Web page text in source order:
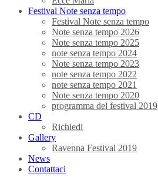
Festival Note senza tempo
Festival Note senza tempo
Note senza tempo 2026
Note senza tempo 2025
note senza tempo 2024
Note senza tempo 2023
note senza tempo 2022
note senza tempo 2021
Note senza tempo 2020
programma del festival 2019
CD
Richiedi
Gallery
Ravenna Festival 2019
News
Contattaci